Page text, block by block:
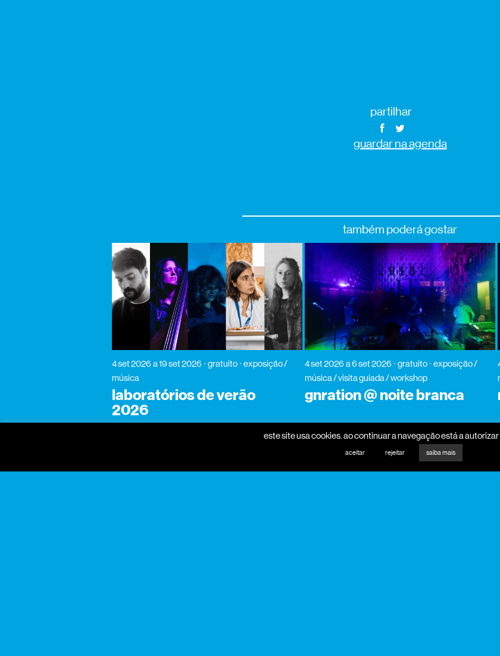
partilhar
guardar na agenda
também poderá gostar
4 set 2026a 19 set 2026 gratuito
exposição /
música
laboratórios de verão
2026
4 set 2026a 6 set 2026 gratuito exposição /
música / visita guiada / workshop
gnration @ noite branca
este site usa cookies. ao continuar a navegação está a autorizar
aceitar rejeitar saiba mais